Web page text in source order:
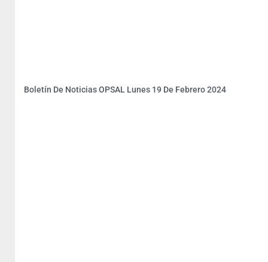
Boletín De Noticias OPSAL Lunes 19 De Febrero 2024